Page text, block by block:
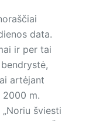
data.
ir per tai
artėjant
2000 m.
šviesti